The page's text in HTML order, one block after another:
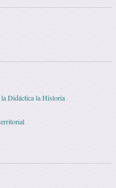
Didáctica la Historia